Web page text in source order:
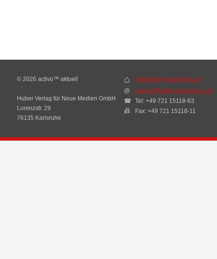
© 2026 activo™ aktuell
Huber Verlag für Neue Medien GmbH
Lorenzstr. 29
76135 Karlsruhe
⌂
www.aktiv-verzeichnis.de
@
support@aktiv-verzeichnis.de
☎
Tel: +49 721 15118-63
📠
Fax: +49 721 15118-11